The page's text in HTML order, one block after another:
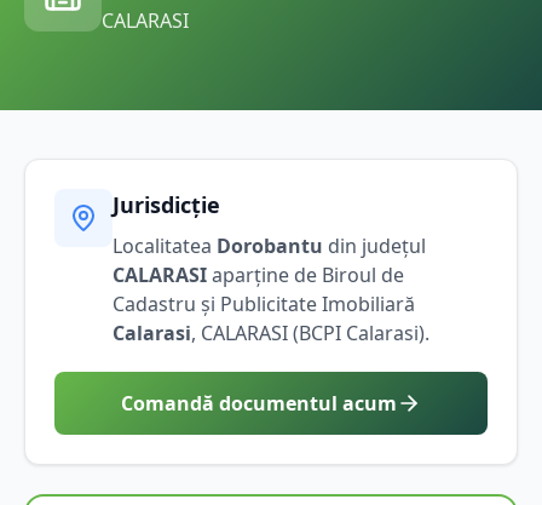
CALARASI
Jurisdicție
Localitatea Dorobantu din județul
CALARASIaparține de Biroul de
Cadastru și Publicitate Imobiliară
Calarasi, CALARASI(BCPI Calarasi).
Comandă documentul acum